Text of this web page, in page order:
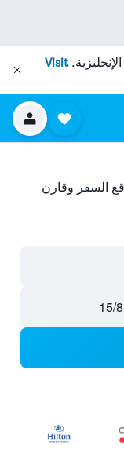
Visit
السفر وقارن